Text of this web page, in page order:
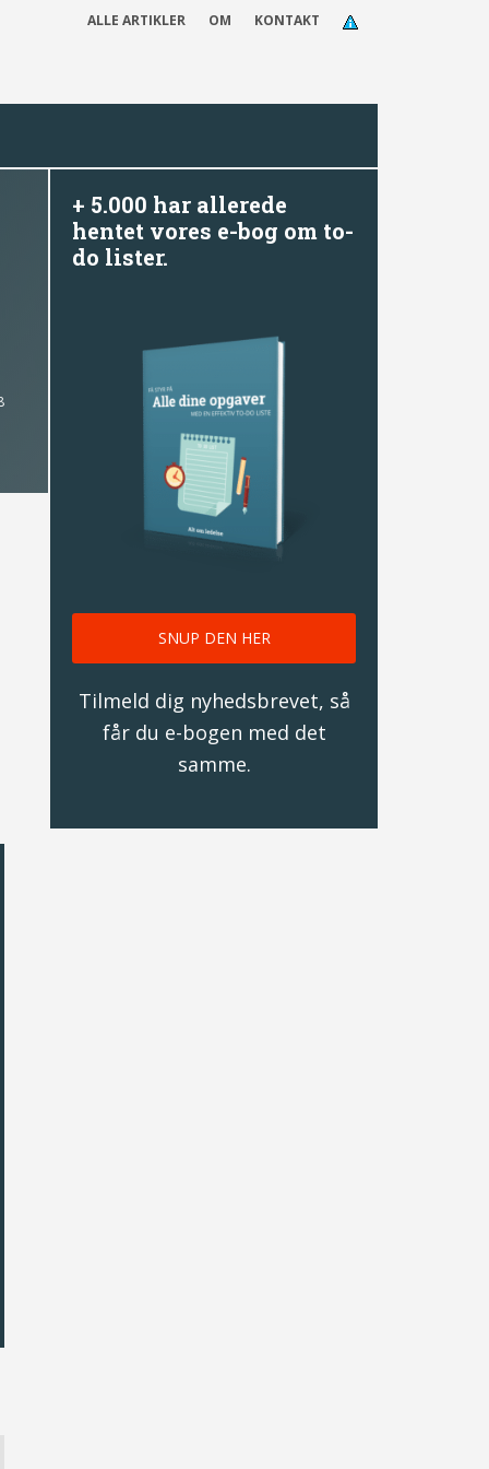
ALLE ARTIKLER OM KONTAKT
+ 5.000 har allerede
hentet vores e-bog om to-
do lister.
SNUP DEN HER
Tilmeld dig nyhedsbrevet, så
får du e-bogen med det
samme.